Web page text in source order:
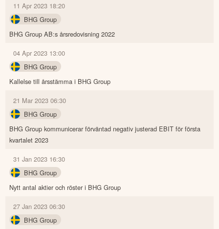
11 Apr 2023 18:20
BHG Group
BHG Group AB:s årsredovisning 2022
04 Apr 2023 13:00
BHG Group
Kallelse till årsstämma i BHG Group
21 Mar 2023 06:30
BHG Group
BHG Group kommunicerar förväntad negativ justerad EBIT för första
kvartalet 2023
31 Jan 2023 16:30
BHG Group
Nytt antal aktier och röster i BHG Group
27 Jan 2023 06:30
BHG Group